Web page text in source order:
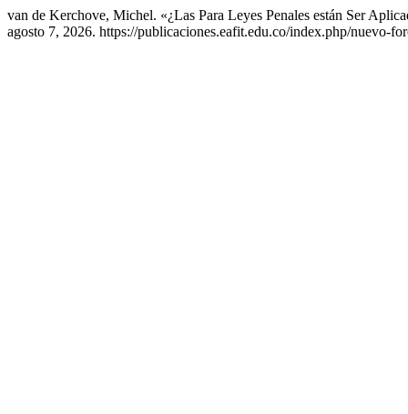
van de Kerchove, Michel. «¿Las Para Leyes Penales están Ser
agosto 7, 2026. https://publicaciones.eafit.edu.co/index.php/nuevo-